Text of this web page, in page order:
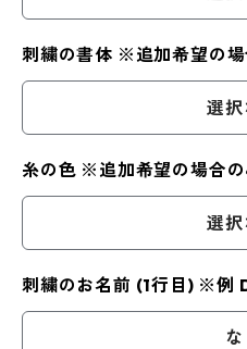
刺繍の書体 ※追加希望の場
選択
糸の色 ※追加希望の場合の
選択
刺繍のお名前 (1行目) ※例
な